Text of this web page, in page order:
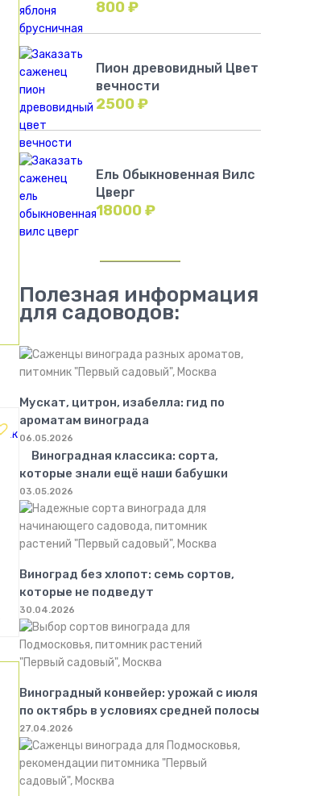
800₽
Пион древовидный Цвет
вечности
2500₽
Ель Обыкновенная Вилс
Цверг
18000₽
Полезная информация
для садоводов:
Мускат, цитрон, изабелла: гид по
ароматам винограда
06.05.2026
Виноградная классика: сорта,
которые знали ещё наши бабушки
03.05.2026
Виноград без хлопот: семь сортов,
которые не подведут
30.04.2026
Виноградный конвейер: урожай с июля
по октябрь в условиях средней полосы
27.04.2026